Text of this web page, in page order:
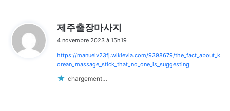
제주출장마사지
t
:
4 novembre 2023 à 15h19
https://manuelv23fj.wikievia.com/9398679/the_fact_about_k
orean_massage_stick_that_no_one_is_suggesting
chargement…